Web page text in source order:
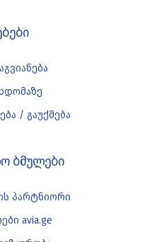
/ გაუქმება
ბმულები
პარტნიორი
avia.ge